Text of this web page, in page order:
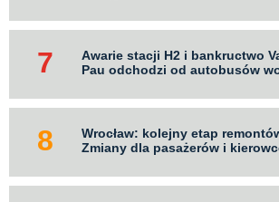
Awarie stacji H2 i bankructwo
Pau odchodzi od autobusów
Wrocław: kolejny etap
Zmiany dla pasażerów i